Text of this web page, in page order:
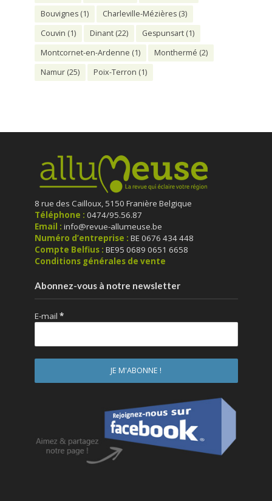
Bouvignes(1) Charleville-Mézières(3)
Couvin (1) Dinant(22) Gespunsart(1)
Montcornet-en-Ardenne (1) Monthermé (2)
Namur(25) Poix-Terron (1)
8 rue des Cailloux, 5150 Franière Belgique
Téléphone : 0474/95.56.87
Email : info@revue-allumeuse.be
Numéro d’entreprise : BE 0676 434 448
Compte Belfius : BE95 0689 0651 6658
Conditions générales de vente
Abonnez-vous à notre newsletter
E-mail *